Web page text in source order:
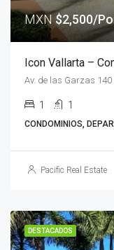
MXN $2,500/
Icon Vallarta –
1 1
CONDOMINIOS,
Pacific Real Estate
DESTACADOS